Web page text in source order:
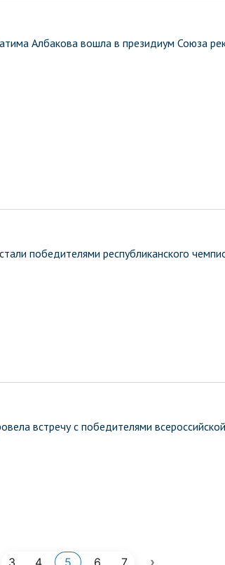
Албакова вошла в президиум Союза
победителями республиканского
встречу с победителями
3 4 5 6 7 ›